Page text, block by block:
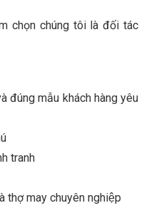
chọn chúng tôi là đối tác
đúng mẫu khách hàng yêu
tranh
thợ may chuyên nghiệp